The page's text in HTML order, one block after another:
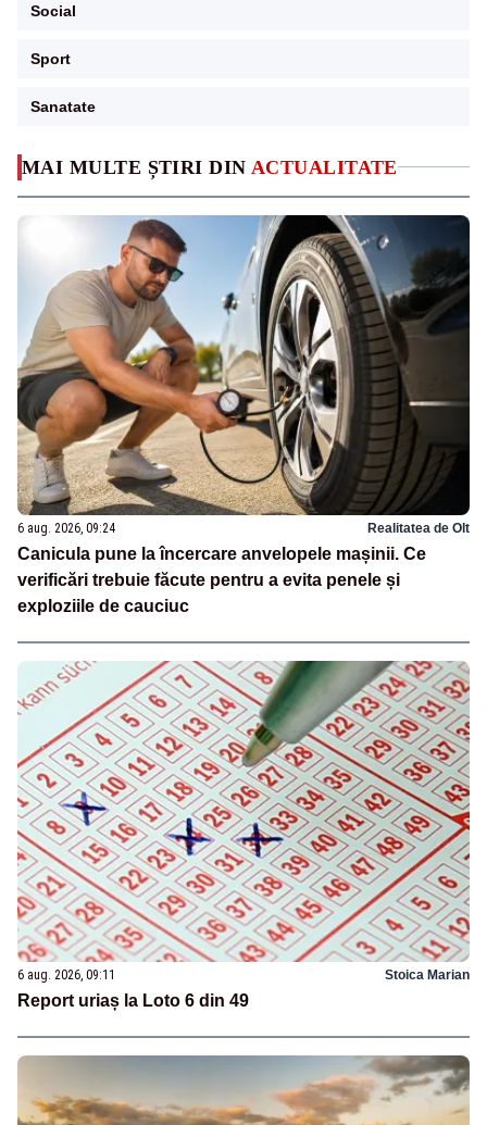
MAI MULTE ȘTIRI DIN ACTUALITATE
6 aug. 2026, 09:24 Realitatea de Olt
Canicula pune la încercare anvelopele mașinii. Ce
verificări trebuie făcute pentru a evita penele și
exploziile de cauciuc
6 aug. 2026, 09:11 Stoica Marian
Report uriaș la Loto 6 din 49
Social
Sport
Sanatate